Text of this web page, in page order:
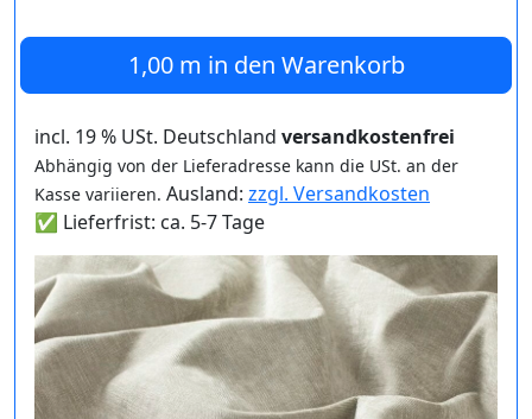
1,00 m in den Warenkorb
incl. 19 % USt. Deutschland versandkostenfrei
Abhängig von der Lieferadresse kann die USt. an der
Kasse variieren. Ausland: zzgl. Versandkosten
✅ Lieferfrist: ca. 5-7 Tage